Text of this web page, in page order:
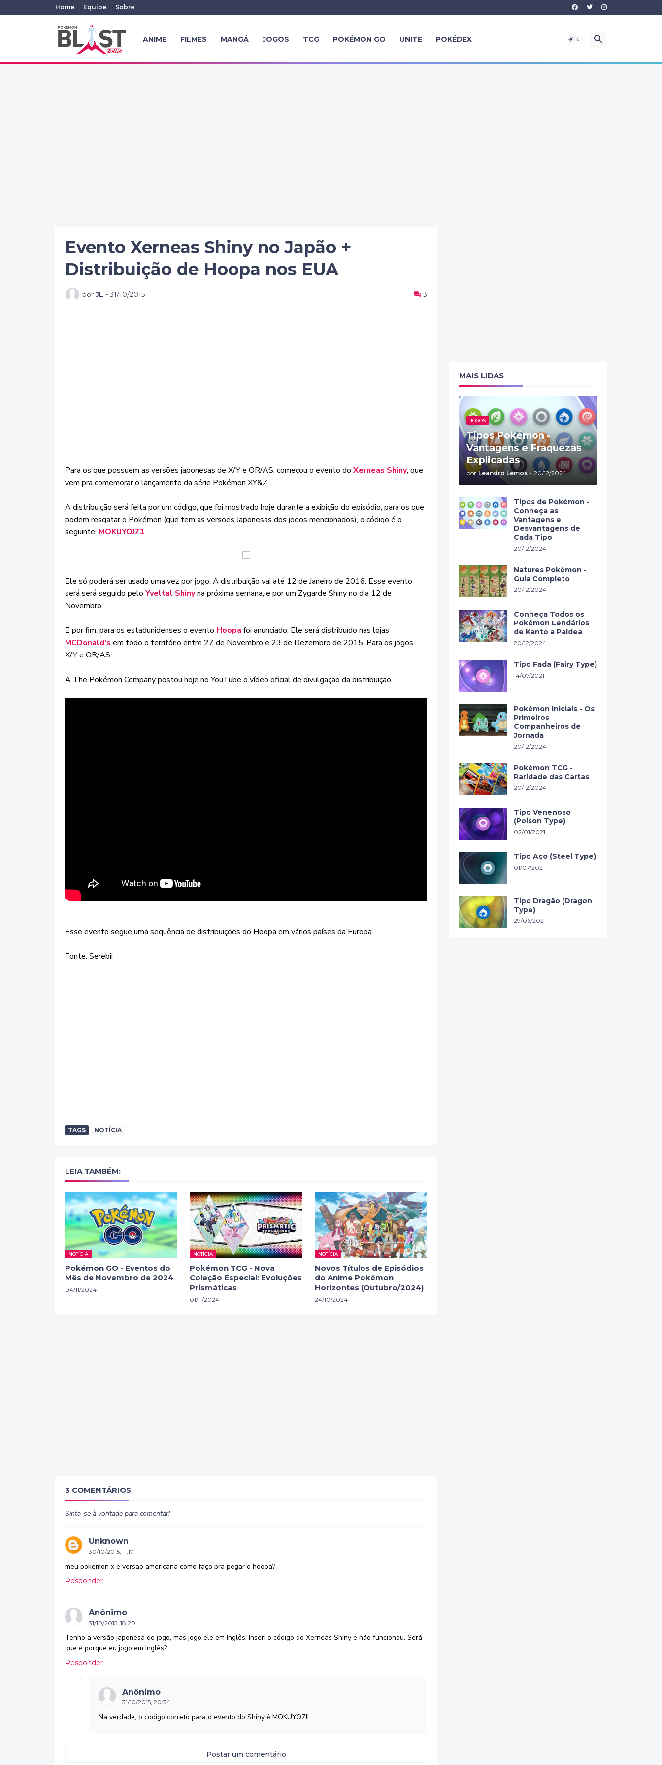
Home Equipe Sobre
ANIME FILMES MANGÁ JOGOS TCG POKÉMON GO UNITE POKÉDEX
Evento Xerneas Shiny no Japão +
Distribuição de Hoopa nos EUA
por JL - 31/10/2015 3
Para os que possuem as versões japonesas de X/Y e OR/AS, começou o evento do Xerneas Shiny, que
vem pra comemorar o lançamento da série Pokémon XY&Z.
A distribuição será feita por um código, que foi mostrado hoje durante a exibição do episódio, para os que
podem resgatar o Pokémon (que tem as versões Japonesas dos jogos mencionados), o código é o
seguinte: MOKUYOJ71.
Ele só poderá ser usado uma vez por jogo. A distribuição vai até 12 de Janeiro de 2016. Esse evento
será será seguido pelo Yveltal Shinyna próxima semana, e por um Zygarde Shiny no dia 12 de
Novembro.
E por fim, para os estadunidenses o evento Hoopa foi anunciado. Ele será distribuído nas lojas
MCDonald's em todo o território entre 27 de Novembro e 23 de Dezembro de 2015. Para os jogos
X/Y e OR/AS.
A The Pokémon Company postou hoje no YouTube o vídeo oficial de divulgação da distribuição.
Esse evento segue uma sequência de distribuições do Hoopa em vários países da Europa.
Fonte: Serebii
TAGS NOTÍCIA
LEIA TAMBÉM:
NOTÍCIA
Pokémon GO - Eventos do
Mês de Novembro de 2024
04/11/2024
NOTÍCIA
Pokémon TCG - Nova
Coleção Especial: Evoluções
Prismáticas
01/11/2024
NOTÍCIA
Novos Títulos de Episódios
do Anime Pokémon
Horizontes (Outubro/2024)
24/10/2024
3 COMENTÁRIOS
Sinta-se à vontade para comentar!
Unknown
30/10/2015, 11:17
meu pokemon x e versao americana como faço pra pegar o hoopa?
Responder
Anônimo
31/10/2015, 18:20
Tenho a versão japonesa do jogo, mas jogo ele em Inglês. Inseri o código do Xerneas Shiny e não funcionou. Será
que é porque eu jogo em Inglês?
Responder
Anônimo
31/10/2015, 20:34
Na verdade, o código correto para o evento do Shiny é MOKUYO7JI .
Postar um comentário
MAIS LIDAS
JOGOS
Tipos Pokémon -
Vantagens e Fraquezas
Explicadas
por Leandro Lemos - 20/12/2024
Tipos de Pokémon -
Conheça as
Vantagens e
Desvantagens de
Cada Tipo
20/12/2024
Natures Pokémon -
Guia Completo
20/12/2024
Conheça Todos os
Pokémon Lendários
de Kanto a Paldea
20/12/2024
Tipo Fada (Fairy Type)
14/07/2021
Pokémon Iniciais - Os
Primeiros
Companheiros de
Jornada
20/12/2024
Pokémon TCG -
Raridade das Cartas
20/12/2024
Tipo Venenoso
(Poison Type)
02/01/2021
Tipo Aço (Steel Type)
01/07/2021
Tipo Dragão (Dragon
Type)
29/06/2021